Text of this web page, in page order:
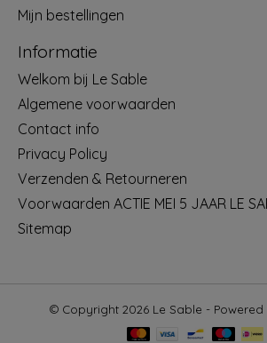
Mijn bestellingen
Informatie
Welkom bij Le Sable
Algemene voorwaarden
Contact info
Privacy Policy
Verzenden & Retourneren
Voorwaarden ACTIE MEI 5 JAAR LE
Sitemap
© Copyright 2026 Le Sable - Powered